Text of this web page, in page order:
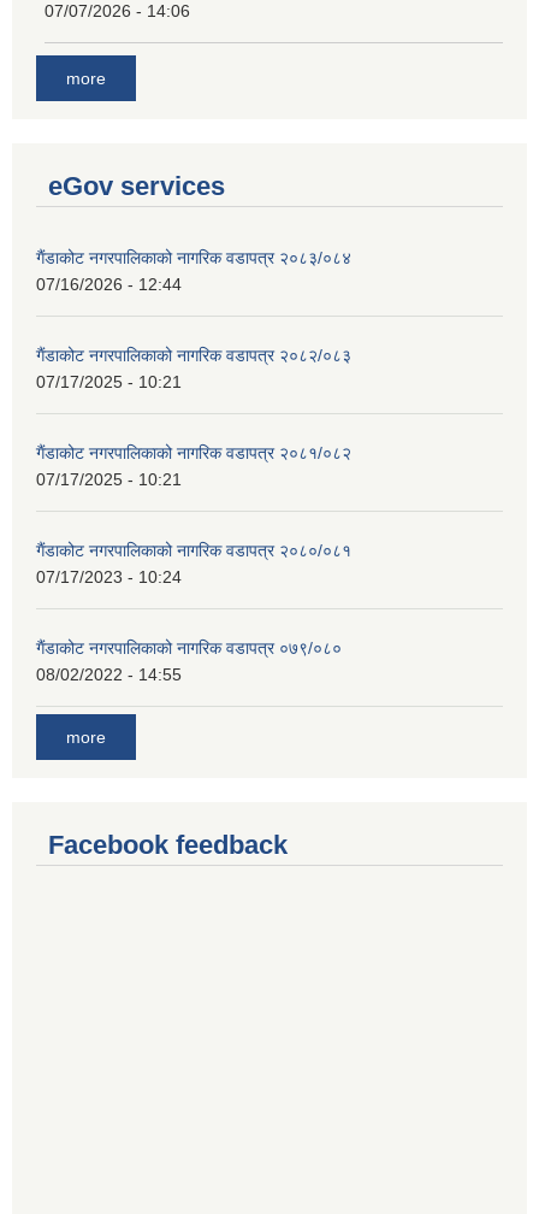
07/07/2026 - 14:06
more
eGov services
गैंडाकोट नगरपालिकाको नागरिक वडापत्र २०८३/०८४
07/16/2026 - 12:44
गैंडाकोट नगरपालिकाको नागरिक वडापत्र २०८२/०८३
07/17/2025 - 10:21
गैंडाकोट नगरपालिकाको नागरिक वडापत्र २०८१/०८२
07/17/2025 - 10:21
गैंडाकोट नगरपालिकाको नागरिक वडापत्र २०८०/०८१
07/17/2023 - 10:24
गैंडाकोट नगरपालिकाको नागरिक वडापत्र ०७९/०८०
08/02/2022 - 14:55
more
Facebook feedback